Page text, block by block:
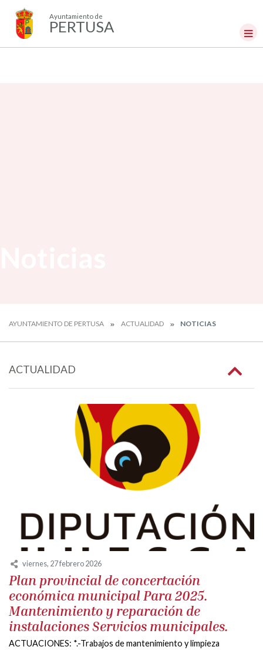
Ayuntamiento de
PERTUSA
AYUNTAMIENTO DE PERTUSA ACTUALIDAD NOTICIAS
ACTUALIDAD
viernes, 27 febrero 2026
Plan provincial de concertación
económica municipal Para 2025.
Mantenimiento y reparación de
instalaciones Servicios municipales.
ACTUACIONES: *.-Trabajos de mantenimiento y limpieza